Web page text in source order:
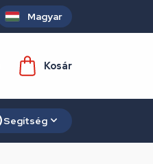
Magyar
Kosár
Segítség